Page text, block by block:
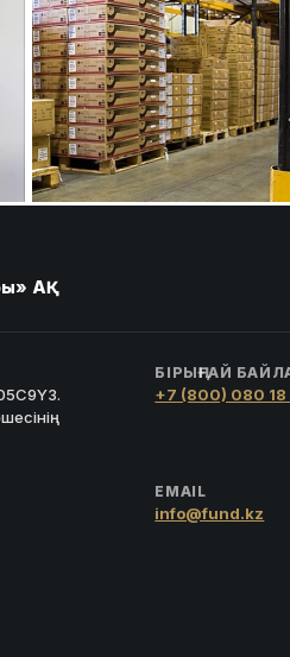
АҚ
БІРЫҢҒАЙ
+7 (800) 080 18
EMAIL
info@fund.kz